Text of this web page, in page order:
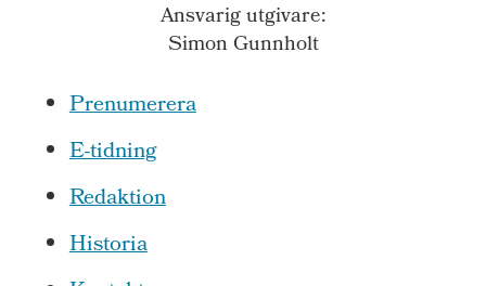
Ansvarig utgivare:
Simon Gunnholt
Prenumerera
E-tidning
Redaktion
Historia